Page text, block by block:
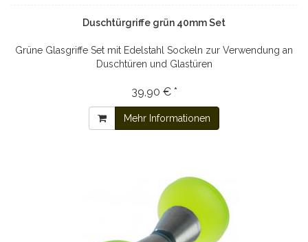
Duschtürgriffe grün 40mm Set
Grüne Glasgriffe Set mit Edelstahl Sockeln zur Verwendung an
Duschtüren und Glastüren
39,90 € *
Mehr Informationen